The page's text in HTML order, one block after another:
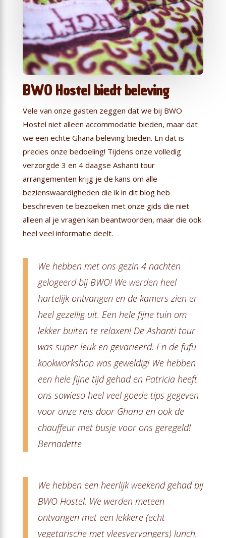
BWO Hostel biedt beleving
Vele van onze gasten zeggen dat we bij BWO
Hostel niet alleen accommodatie bieden, maar dat
we een echte Ghana beleving bieden. En dat is
precies onze bedoeling! Tijdens onze volledig
verzorgde 3 en 4 daagse Ashanti tour
arrangementen krijg je de kans om alle
bezienswaardigheden die ik in dit blog heb
beschreven te bezoeken met onze gids die niet
alleen al je vragen kan beantwoorden, maar die ook
heel veel informatie deelt.
We hebben met ons gezin 4 nachten
gelogeerd bij BWO! We werden heel
hartelijk ontvangen en de kamers zien er
heel gezellig uit. Een hele fijne tuin om
lekker buiten te relaxen! De Ashanti tour
was super leuk en gevarieerd. En de fufu
kookworkshop was geweldig! We hebben
een hele fijne tijd gehad en Patricia heeft
ons sowieso heel veel goede tips gegeven
voor onze reis door Ghana en ook de
chauffeur met busje voor ons geregeld!
Bernadette
We hebben een heerlijk weekend gehad bij
BWO Hostel. We werden meteen
ontvangen met een lekkere (echt
vegetarische met vleesvervangers) lunch.